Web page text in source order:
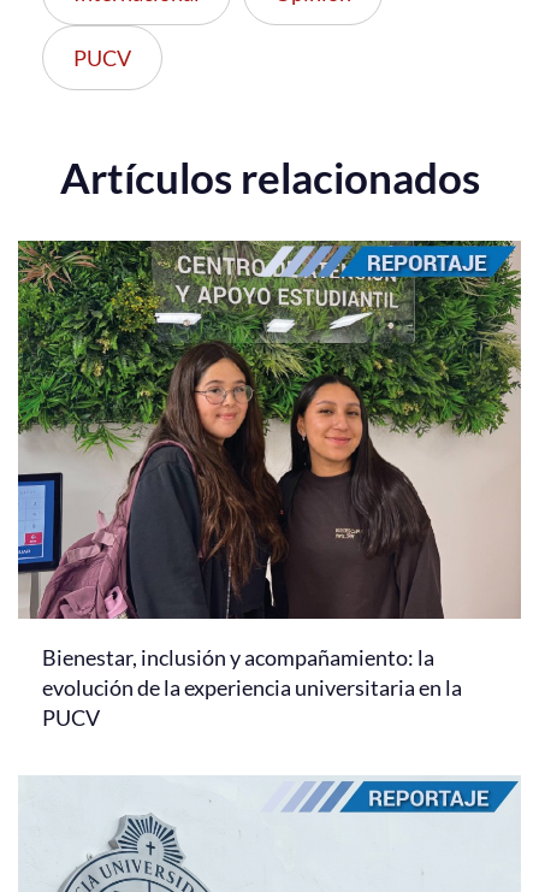
PUCV
Artículos relacionados
Bienestar, inclusión y acompañamiento: la
evolución de la experiencia universitaria en la
PUCV